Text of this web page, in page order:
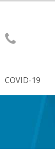
СOVID-19